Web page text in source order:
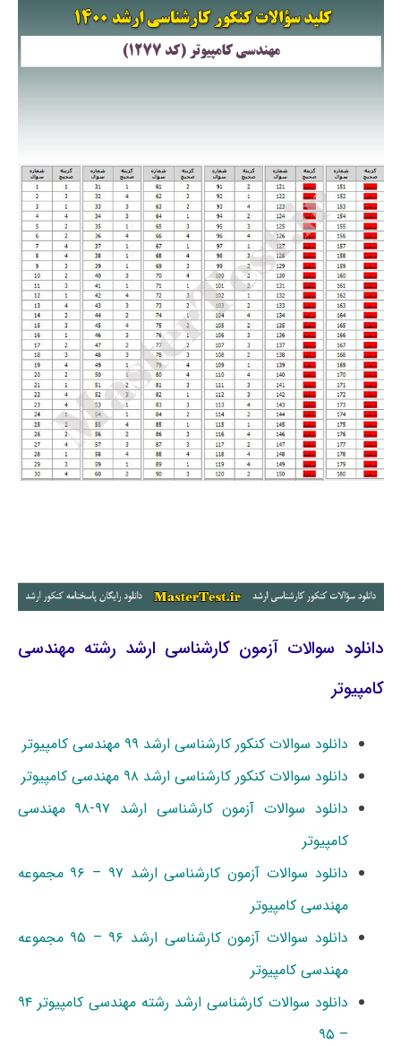
دانلود سوالات آزمون کارشناسی ارشد رشته مهندسی
کامپیوتر
دانلود سوالات کنکور کارشناسی ارشد ۹۹ مهندسی کامپیوتر
دانلود سوالات کنکور کارشناسی ارشد ۹۸ مهندسی کامپیوتر
دانلود سوالات آزمون کارشناسی ارشد ۹۷-۹۸ مهندسی
کامپیوتر
دانلود سوالات آزمون کارشناسی ارشد ۹۷ – ۹۶ مجموعه
مهندسی کامپیوتر
دانلود سوالات آزمون کارشناسی ارشد ۹۶ – ۹۵ مجموعه
مهندسی کامپیوتر
دانلود سوالات کارشناسی ارشد رشته مهندسی کامپیوتر ۹۴
– ۹۵